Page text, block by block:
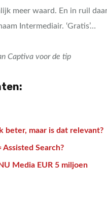
meer waard. En in ruil
Intermediair. ‘Gratis’…
Captiva voor de tip
beter, maar is dat relevant?
Assisted Search?
Media EUR 5 miljoen